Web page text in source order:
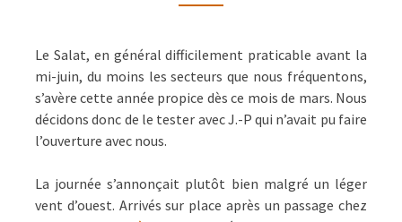
Le Salat, en général difficilement praticable avant la
mi-juin, du moins les secteurs que nous fréquentons,
s’avère cette année propice dès ce mois de mars. Nous
décidons donc de le tester avec J.-P qui n’avait pu faire
l’ouverture avec nous.
La journée s’annonçait plutôt bien malgré un léger
vent d’ouest. Arrivés sur place après un passage chez